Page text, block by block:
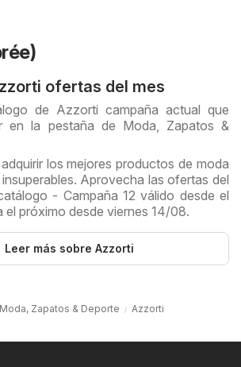
ofertas del mes
de Azzorti campaña actual que
en la pestaña de Moda, Zapatos &
los mejores productos de moda
Aprovecha las ofertas del
- Campaña 12 válido desde el
próximo desde viernes 14/08.
Leer más sobre Azzorti
Moda, Zapatos & Deporte Azzorti